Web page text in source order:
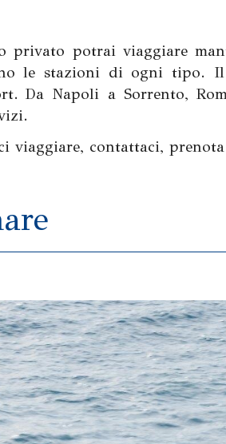
privato potrai viaggiare
le stazioni di ogni tipo.
Da Napoli a Sorrento,
viaggiare, contattaci,